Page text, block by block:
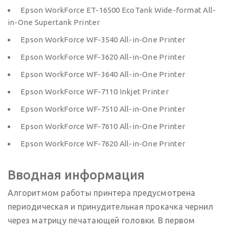
Epson WorkForce ET-16500 EcoTank Wide-format All-
in-One Supertank Printer
Epson WorkForce WF-3540 All-in-One Printer
Epson WorkForce WF-3620 All-in-One Printer
Epson WorkForce WF-3640 All-in-One Printer
Epson WorkForce WF-7110 Inkjet Printer
Epson WorkForce WF-7510 All-in-One Printer
Epson WorkForce WF-7610 All-in-One Printer
Epson WorkForce WF-7620 All-in-One Printer
Вводная информация
Алгоритмом работы принтера предусмотрена
периодическая и принудительная прокачка чернил
через матрицу печатающей головки. В первом